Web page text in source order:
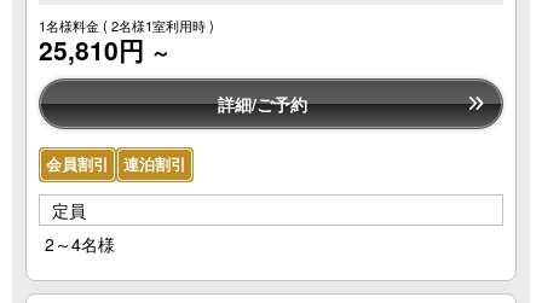
1名様料金( 2名様1室利用時 )
25,810円 ～
詳細/ご予約
会員割引 連泊割引
定員
2～4名様